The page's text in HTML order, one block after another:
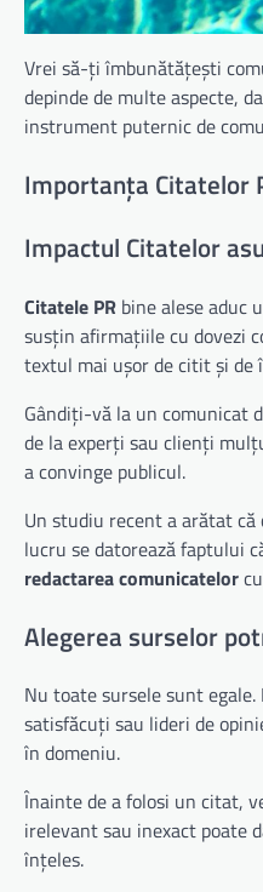
Vrei să-ți îmbunătățești
depinde de multe aspecte,
instrument puternic de
Importanța Citatelor
Impactul Citatelor
Citatele PR bine alese aduc
susțin afirmațiile cu dovezi
textul mai ușor de citit și de
Gândiți-vă la un comunicat
de la experți sau clienți
a convinge publicul.
Un studiu recent a arătat
lucru se datorează faptului
redactarea comunicatelor
Alegerea surselor
Nu toate sursele sunt
satisfăcuți sau lideri de
în domeniu.
Înainte de a folosi un citat,
irelevant sau inexact poate
înțeles.